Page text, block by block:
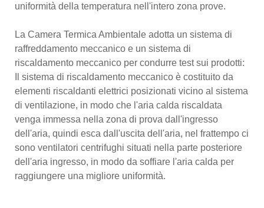
uniformità della temperatura nell'intero zona prove.
La Camera Termica Ambientale adotta un sistema di
raffreddamento meccanico e un sistema di
riscaldamento meccanico per condurre test sui prodotti:
Il sistema di riscaldamento meccanico è costituito da
elementi riscaldanti elettrici posizionati vicino al sistema
di ventilazione, in modo che l'aria calda riscaldata
venga immessa nella zona di prova dall'ingresso
dell'aria, quindi esca dall'uscita dell'aria, nel frattempo ci
sono ventilatori centrifughi situati nella parte posteriore
dell'aria ingresso, in modo da soffiare l'aria calda per
raggiungere una migliore uniformità.